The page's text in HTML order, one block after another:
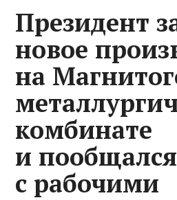
Президент
новое
на
комбинате
и пообщался
с рабочими